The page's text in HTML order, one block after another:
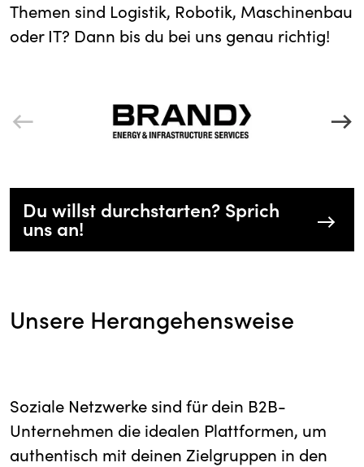
Themen sind Logistik, Robotik, Maschinenbau
oder IT? Dann bis du bei uns genau richtig!
Du willst durchstarten? Sprich
uns an!
Unsere Herangehensweise
Soziale Netzwerke sind für dein B2B-
Unternehmen die idealen Plattformen, um
authentisch mit deinen Zielgruppen in den